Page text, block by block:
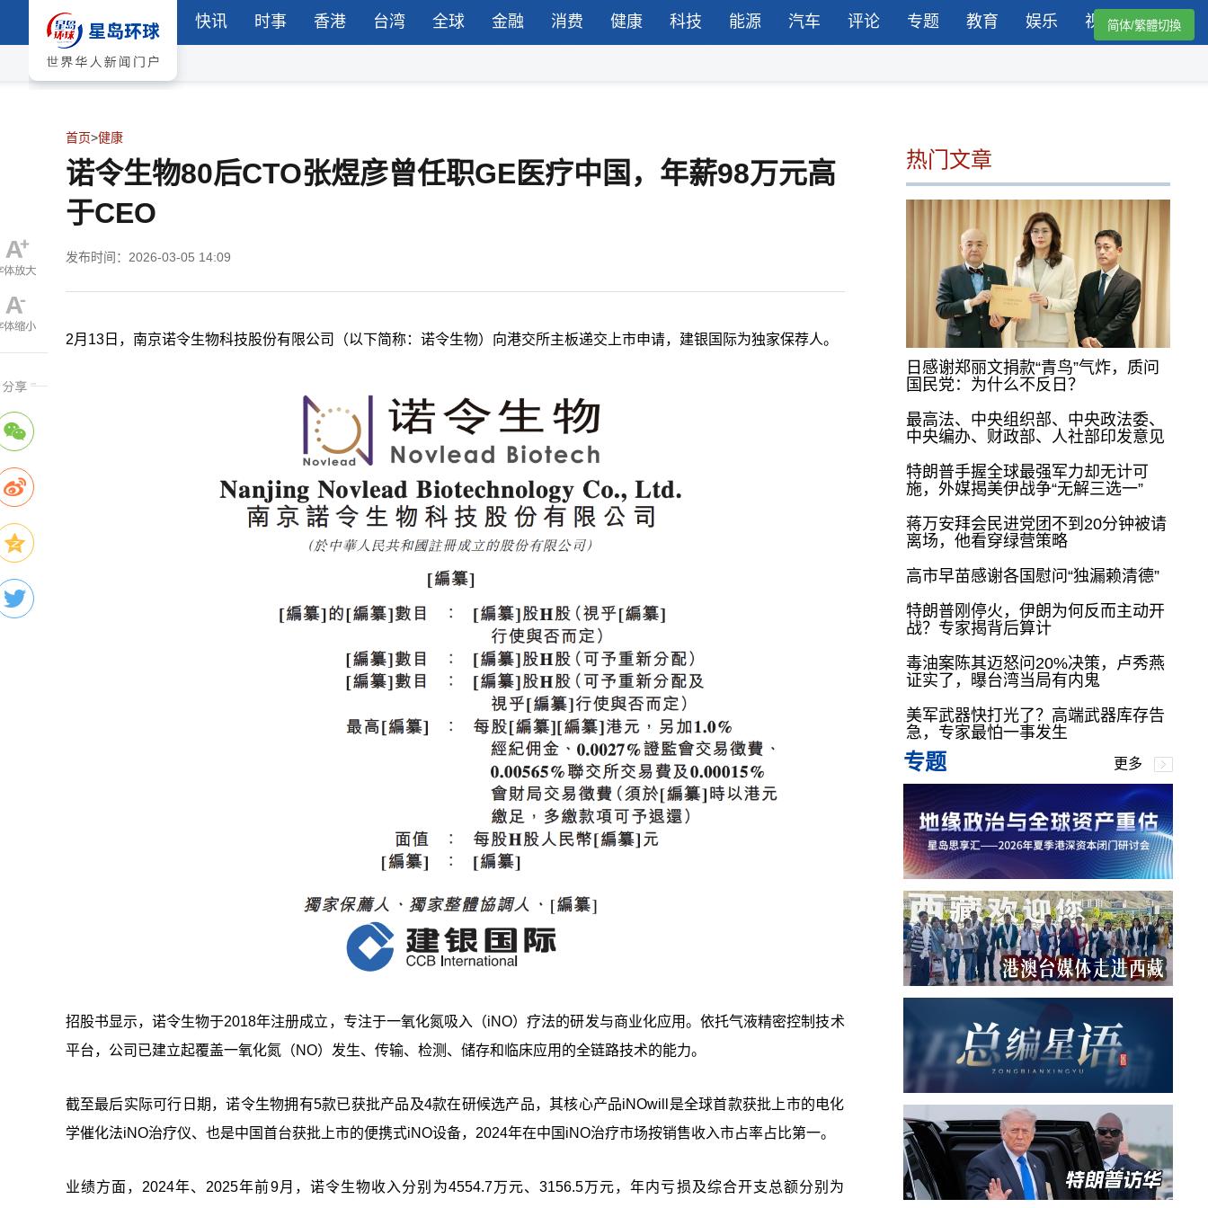
快讯 时事 香港 台湾 全球 金融 消费 健康 科技 能源 汽车 评论 专题 教育 娱乐 视频简体/繁體切換
首页>健康
诺令生物80后CTO张煜彦曾任职GE医疗中国，年薪98万元高
于CEO
发布时间：2026-03-05 14:09
2月13日，南京诺令生物科技股份有限公司（以下简称：诺令生物）向港交所主板递交上市申请，建银国际为独家保荐人。
招股书显示，诺令生物于2018年注册成立，专注于一氧化氮吸入（iNO）疗法的研发与商业化应用。依托气液精密控制技术
平台，公司已建立起覆盖一氧化氮（NO）发生、传输、检测、储存和临床应用的全链路技术的能力。
截至最后实际可行日期，诺令生物拥有5款已获批产品及4款在研候选产品，其核心产品iNOwill是全球首款获批上市的电化
学催化法iNO治疗仪、也是中国首台获批上市的便携式iNO设备，2024年在中国iNO治疗市场按销售收入市占率占比第一。
业绩方面，2024年、2025年前9月，诺令生物收入分别为4554.7万元、3156.5万元，年内亏损及综合开支总额分别为
热门文章
日感谢郑丽文捐款“青鸟”气炸，质问
国民党：为什么不反日？
最高法、中央组织部、中央政法委、
中央编办、财政部、人社部印发意见
特朗普手握全球最强军力却无计可
施，外媒揭美伊战争“无解三选一”
蒋万安拜会民进党团不到20分钟被请
离场，他看穿绿营策略
高市早苗感谢各国慰问“独漏赖清德”
特朗普刚停火，伊朗为何反而主动开
战？专家揭背后算计
毒油案陈其迈怒问20%决策，卢秀燕
证实了，曝台湾当局有内鬼
美军武器快打光了？高端武器库存告
急，专家最怕一事发生
专题 更多